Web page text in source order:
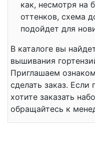
как, несмотря на
оттенков, схема
подойдет для
В каталоге вы
вышивания
Приглашаем
сделать заказ.
хотите заказать
обращайтесь к